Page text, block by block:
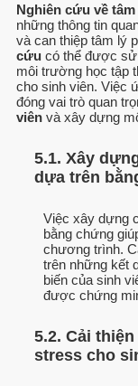
Nghiên cứu về
những thông tin
và can thiệp tâm lý
cứu có thể được sử
môi trường học tập
cho sinh viên. Việc
đóng vai trò quan
viên và xây dựng
5.1. Xây
dựa trên
Việc xây dựng
bằng chứng
chương trình.
trên những kết
biến của sinh
được chứng
5.2. Cải
stress cho